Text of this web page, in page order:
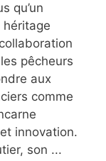
qu’un
héritage
pêcheurs
aux
comme
innovation.
son ...